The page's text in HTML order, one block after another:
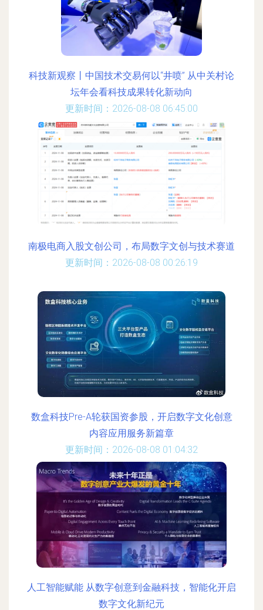
科技新观察丨中国技术交易何以“井喷” 从中关村论
坛年会看科技成果转化新动向
更新时间：2026-08-08 06:45:00
南极电商入股文创公司，布局数字文创与技术赛道
更新时间：2026-08-08 00:26:19
数盒科技Pre-A轮获国资参股，开启数字文化创意
内容应用服务新篇章
更新时间：2026-08-08 01:04:32
人工智能赋能 从数字创意到金融科技，智能化开启
数字文化新纪元